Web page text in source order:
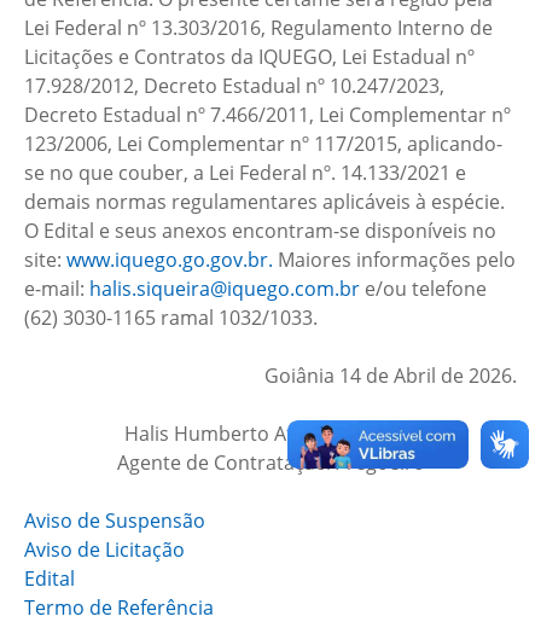
Lei Federal nº 13.303/2016, Regulamento Interno de
Licitações e Contratos da IQUEGO, Lei Estadual nº
17.928/2012, Decreto Estadual nº 10.247/2023,
Decreto Estadual nº 7.466/2011, Lei Complementar nº
123/2006, Lei Complementar nº 117/2015, aplicando-
se no que couber, a Lei Federal nº. 14.133/2021 e
demais normas regulamentares aplicáveis à espécie.
O Edital e seus anexos encontram-se disponíveis no
site: www.iquego.go.gov.br. Maiores informações pelo
e-mail: halis.siqueira@iquego.com.br e/ou telefone
(62) 3030-1165 ramal 1032/1033.
Goiânia 14 de Abril de 2026.
Halis Humberto Afonso Siqueira
Agente de Contratação/Pregoeiro
Aviso de Suspensão
Aviso de Licitação
Edital
Termo de Referência